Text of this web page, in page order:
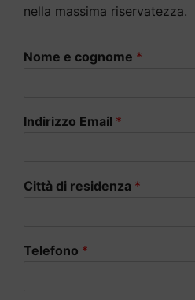
nella massima riservatezza.
Nome e cognome *
Indirizzo Email *
Città di residenza *
Telefono *